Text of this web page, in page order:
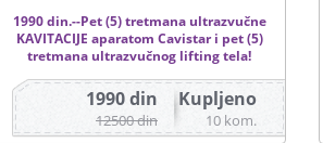
1990 din.--Pet (5) tretmana ultrazvučne
KAVITACIJE aparatom Cavistar i pet (5)
tretmana ultrazvučnog lifting tela!
Kupljeno
10 kom.
1990 din
12500 din